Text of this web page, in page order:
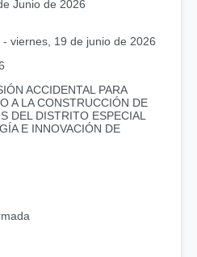
Junio de 2026
- viernes, 19 de junio de 2026
ACCIDENTAL PARA
A LA CONSTRUCCIÓN DE
DEL DISTRITO ESPECIAL
E INNOVACIÓN DE